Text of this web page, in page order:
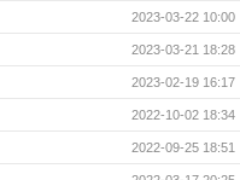
2023-03-22 10:00
2023-03-21 18:28
2023-02-19 16:17
2022-10-02 18:34
2022-09-25 18:51